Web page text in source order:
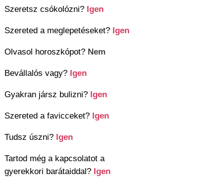
Szeretsz csókolózni? Igen
Szereted a meglepetéseket? Igen
Olvasol horoszkópot? Nem
Bevállalós vagy? Igen
Gyakran jársz bulizni? Igen
Szereted a favicceket? Igen
Tudsz úszni? Igen
Tartod még a kapcsolatot a
gyerekkori barátaiddal? Igen